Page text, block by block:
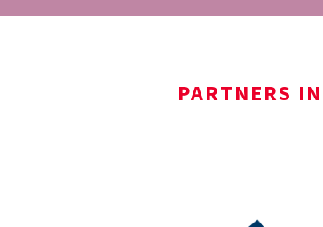
PARTNERS